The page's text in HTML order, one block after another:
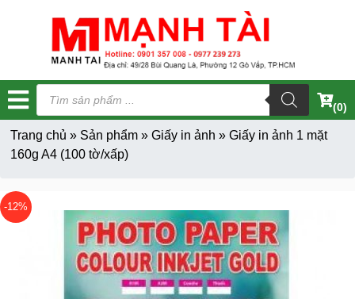
Tìm
kiếm
sản
phẩm
(0)
Trang chủ » Sản phẩm» Giấy in ảnh » Giấy in ảnh 1 mặt
160g A4 (100 tờ/xấp)
-12%